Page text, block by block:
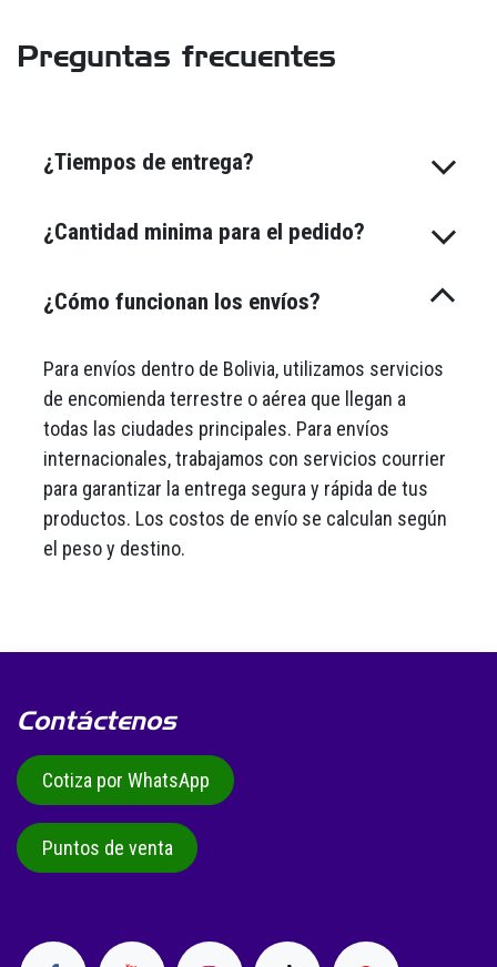
Preguntas frecuentes
¿Tiempos de entrega?
¿Cantidad minima para el pedido?
¿Cómo funcionan los envíos?
Para envíos dentro de Bolivia, utilizamos servicios
de encomienda terrestre o aérea que llegan a
todas las ciudades principales. Para envíos
internacionales, trabajamos con servicios courrier
para garantizar la entrega segura y rápida de tus
productos. Los costos de envío se calculan según
el peso y destino.
Contáctenos
Cotiza por WhatsApp
Puntos de venta